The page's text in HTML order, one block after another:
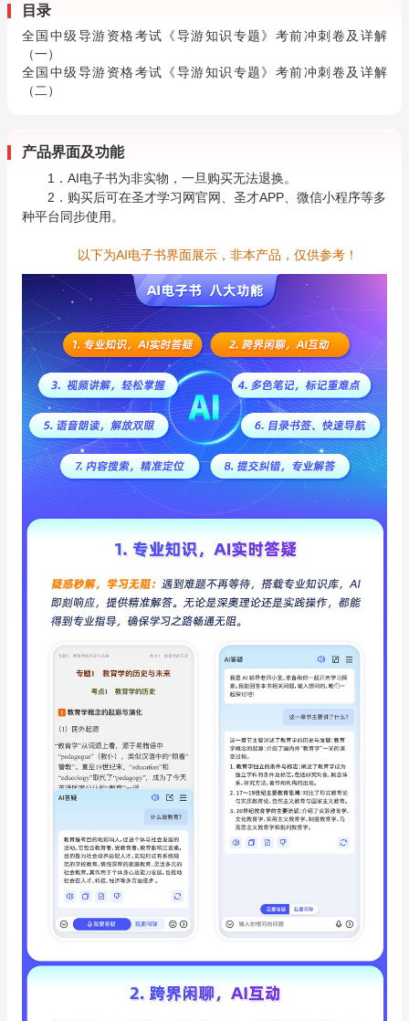
目录
全国中级导游资格考试《导游知识专题》考前冲刺卷及详解
（一）
全国中级导游资格考试《导游知识专题》考前冲刺卷及详解
（二）
产品界面及功能
1．AI电子书为非实物，一旦购买无法退换。
2．购买后可在圣才学习网官网、圣才APP、微信小程序等多
种平台同步使用。
以下为AI电子书界面展示，非本产品，仅供参考！